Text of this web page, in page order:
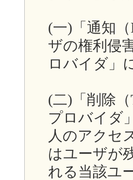
(一)「通知
ザの権利侵
ロバイダ」
(二)「削除
プロバイダ
人のアクセ
はユーザが
れる当該ユ